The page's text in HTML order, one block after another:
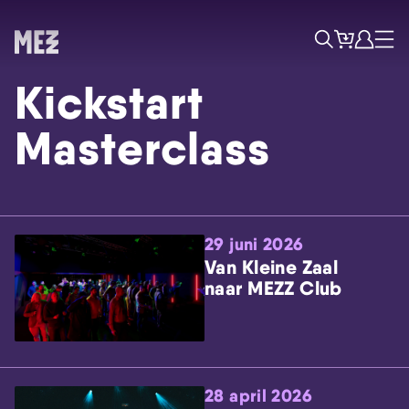
Skip navigatie
ZoekTicketsAccount
Menu
Kickstart
Masterclass
29 juni 2026
Van Kleine Zaal
naar MEZZ Club
28 april 2026